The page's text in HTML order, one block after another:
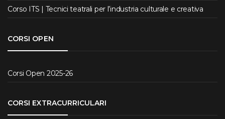
Corso ITS | Tecnici teatrali per l’industria culturale e creativa
CORSI OPEN
Corsi Open 2025-26
CORSI EXTRACURRICULARI